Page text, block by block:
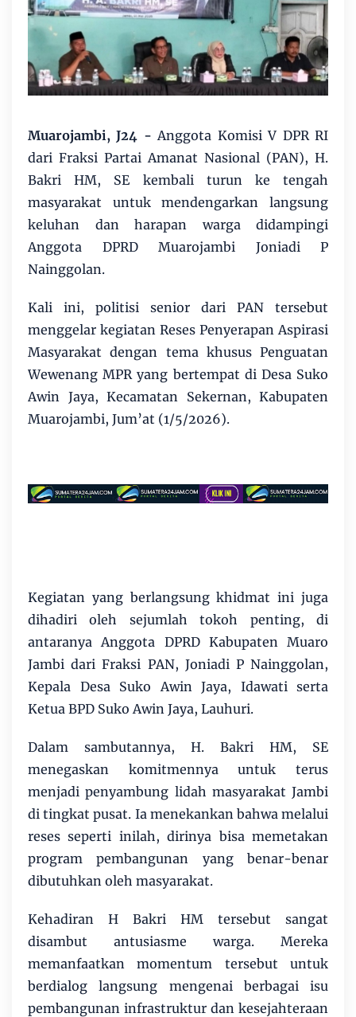
Muarojambi, J24 -Anggota Komisi V DPR RI
dari Fraksi Partai Amanat Nasional (PAN), H.
Bakri HM, SE kembali turun ke tengah
masyarakat untuk mendengarkan langsung
keluhan dan harapan warga didampingi
Anggota DPRD Muarojambi Joniadi P
Nainggolan.
Kali ini, politisi senior dari PAN tersebut
menggelar kegiatan Reses Penyerapan Aspirasi
Masyarakat dengan tema khusus Penguatan
Wewenang MPR yang bertempat di Desa Suko
Awin Jaya, Kecamatan Sekernan, Kabupaten
Muarojambi, Jum’at (1/5/2026).
Kegiatan yang berlangsung khidmat ini juga
dihadiri oleh sejumlah tokoh penting, di
antaranya Anggota DPRD Kabupaten Muaro
Jambi dari Fraksi PAN, Joniadi P Nainggolan,
Kepala Desa Suko Awin Jaya, Idawati serta
Ketua BPD Suko Awin Jaya, Lauhuri.
Dalam sambutannya, H. Bakri HM, SE
menegaskan komitmennya untuk terus
menjadi penyambung lidah masyarakat Jambi
di tingkat pusat. Ia menekankan bahwa melalui
reses seperti inilah, dirinya bisa memetakan
program pembangunan yang benar-benar
dibutuhkan oleh masyarakat.
Kehadiran H Bakri HM tersebut sangat
disambut antusiasme warga. Mereka
memanfaatkan momentum tersebut untuk
berdialog langsung mengenai berbagai isu
pembangunan infrastruktur dan kesejahteraan